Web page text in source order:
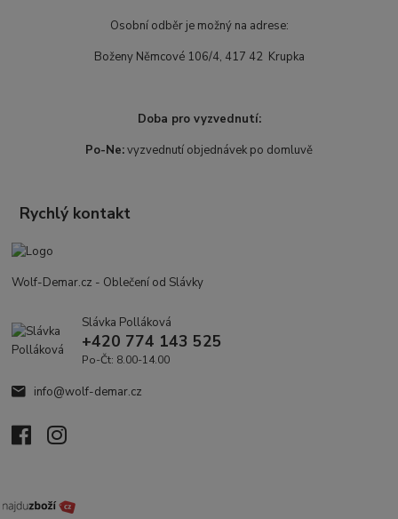
Osobní odběr je možný na adrese:
Boženy Němcové 106/4, 417 42 Krupka
Doba pro vyzvednutí:
Po-Ne:vyzvednutí objednávek po domluvě
Rychlý kontakt
Wolf-Demar.cz - Oblečení od Slávky
Slávka Polláková
+420 774 143 525
Po-Čt: 8.00-14.00
info@wolf-demar.cz